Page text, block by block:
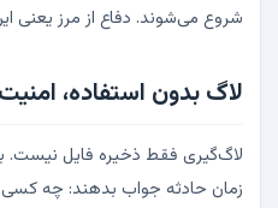
شروع می‌شوند. دفاع از مرز یعنی
لاگ بدون استفاده،
لاگ‌گیری فقط ذخیره فایل نیست.
زمان حادثه جواب بدهند: چه کسی